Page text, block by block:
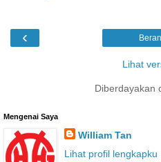
‹
Lihat
Diberdayakan
Mengenai Saya
William Tan
Lihat profil lengkapku